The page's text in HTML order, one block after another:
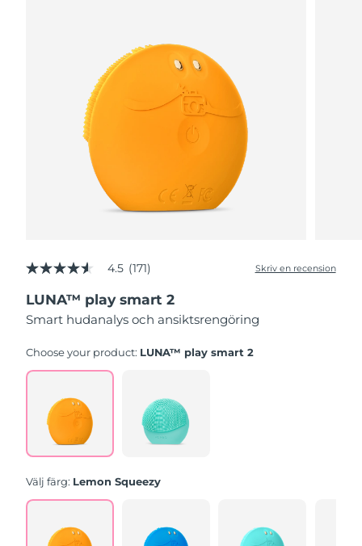
4.5
5
stjärnor,
genomsnittligt
Read
Reviews.
samma
sida.
4.5 (171) Skriv en recension
LUNA™ play smart 2
Smart hudanalys och ansiktsrengöring
Choose your product: LUNA™ play smart 2
Välj färg: Lemon Squeezy